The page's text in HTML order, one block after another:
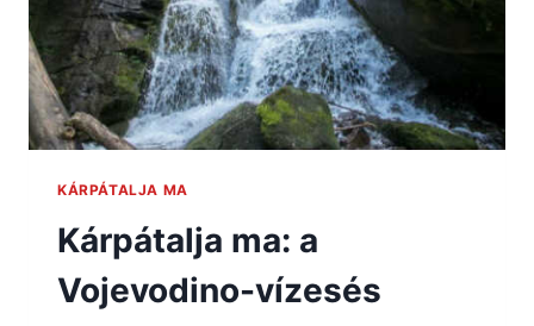
KÁRPÁTALJA MA
Kárpátalja ma: a
Vojevodino-vízesés